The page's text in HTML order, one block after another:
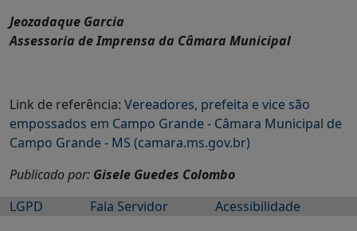
Jeozadaque Garcia
Assessoria de Imprensa da Câmara Municipal
Link de referência: Vereadores, prefeita e vice são
empossados em Campo Grande - Câmara Municipal de
Campo Grande - MS (camara.ms.gov.br)
Publicado por: Gisele Guedes Colombo
LGPD
Fala Servidor Acessibilidade